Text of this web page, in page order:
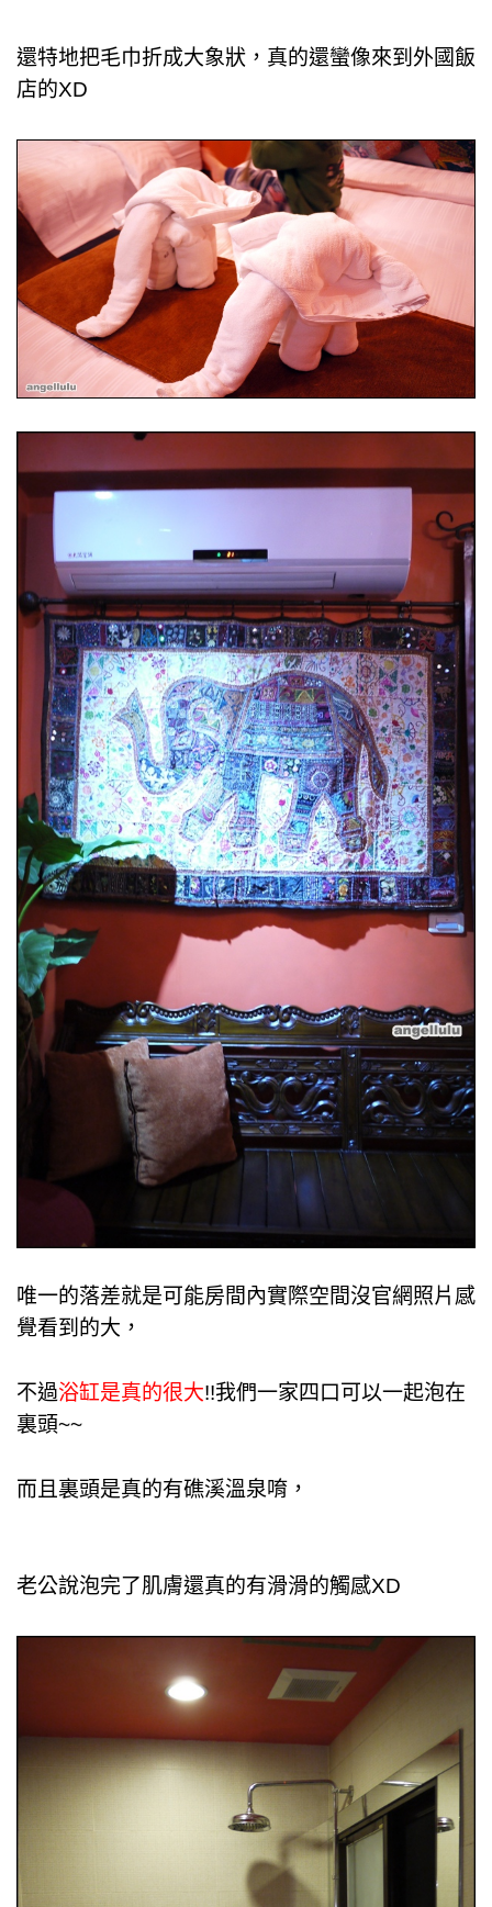
還特地把毛巾折成大象狀，真的還蠻像來到外國飯
店的XD
唯一的落差就是可能房間內實際空間沒官網照片感
覺看到的大，
不過浴缸是真的很大!!我們一家四口可以一起泡在
裏頭~~
而且裏頭是真的有礁溪溫泉唷，
老公說泡完了肌膚還真的有滑滑的觸感XD